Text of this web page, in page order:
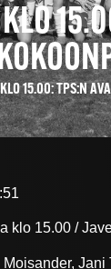
15.00: TPS:N
klo 15.00 /
Jani